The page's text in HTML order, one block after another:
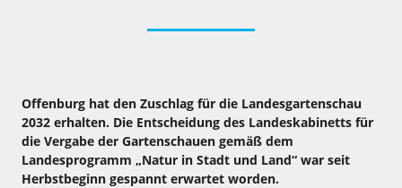
Offenburg hat den Zuschlag für die Landesgartenschau
2032 erhalten. Die Entscheidung des Landeskabinetts für
die Vergabe der Gartenschauen gemäß dem
Landesprogramm „Natur in Stadt und Land“ war seit
Herbstbeginn gespannt erwartet worden.